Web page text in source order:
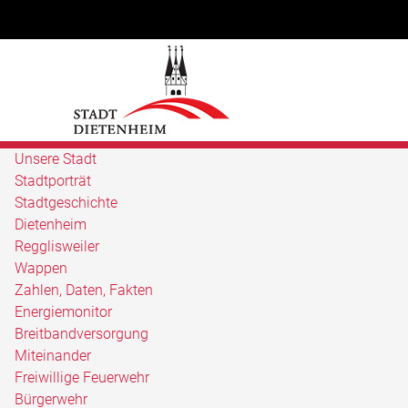
Unsere Stadt
Stadtporträt
Stadtgeschichte
Dietenheim
Regglisweiler
Wappen
Zahlen, Daten, Fakten
Energiemonitor
Breitbandversorgung
Miteinander
Freiwillige Feuerwehr
Bürgerwehr